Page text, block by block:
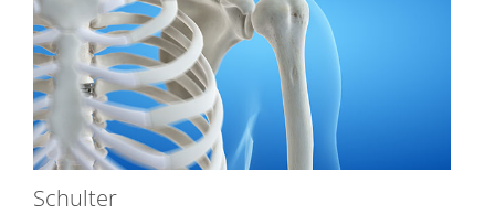
Schulter